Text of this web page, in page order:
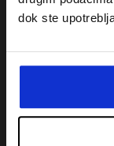
dok ste